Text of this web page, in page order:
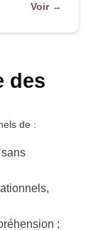
Voir →
des
de :
;